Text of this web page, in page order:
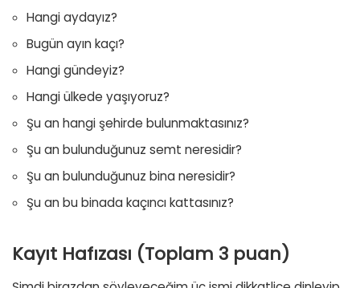
Hangi aydayız?
Bugün ayın kaçı?
Hangi gündeyiz?
Hangi ülkede yaşıyoruz?
Şu an hangi şehirde bulunmaktasınız?
Şu an bulunduğunuz semt neresidir?
Şu an bulunduğunuz bina neresidir?
Şu an bu binada kaçıncı kattasınız?
Kayıt Hafızası (Toplam 3 puan)